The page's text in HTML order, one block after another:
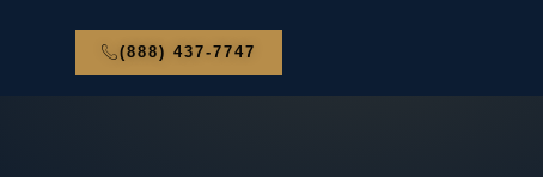
(888) 437-7747